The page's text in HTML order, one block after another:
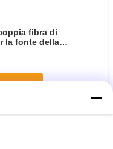
fibra di
la fonte della